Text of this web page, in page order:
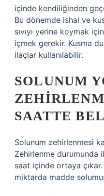
içinde kendiliğinden
Bu dönemde ishal ve
sıvıyı yerine koymak
içmek gerekir. Kusma
ilaçlar kullanılabilir.
SOLUNUM
SAATTE
Solunum zehirlenmesi
Zehirlenme durumunda
saat içinde ortaya çıkar.
miktarda madde